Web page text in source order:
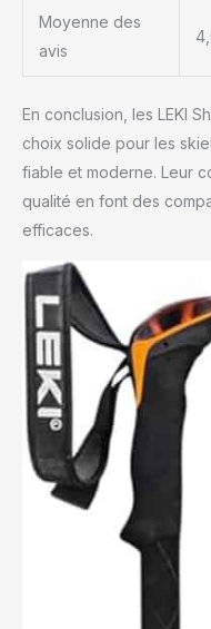
Moyenne des
avis
En conclusion, les LEKI
choix solide pour les
fiable et moderne. Leur
qualité en font des
efficaces.